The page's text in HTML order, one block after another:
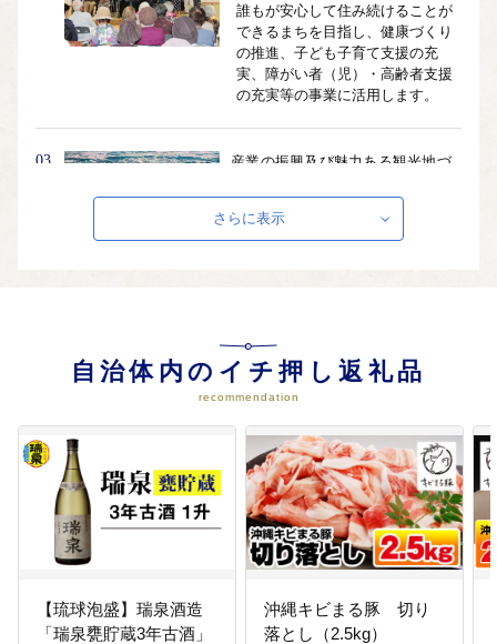
誰もが安心して住み続けることが
できるまちを目指し、健康づくり
の推進、子ども子育て支援の充
実、障がい者（児）・高齢者支援
の充実等の事業に活用します。
03
産業の振興及び魅力ある観光地づ
本町の産業は、都市化の進展が著
しい中、農業・商工業・伝統工芸
福祉施設、大型商業施設などが集
自然環境の保全及び景観の維持、
再生に関する事業
り組みとして「はえばるリサイク
ルループ」や「資源ごみ回収事
業」、「5R活動」の普及・啓発活
動をはじめとする環境学習や町民
参画によるクリーン活動、公害防
止活動など
05
町民によるまちづくり活動の推進
に関する事業
さらに表示
自治体内のイチ押し返礼品
recommendation
【琉球泡盛】瑞泉酒造
「瑞泉甕貯蔵3年古酒」
沖縄キビまる豚 切り
落とし（2.5kg）